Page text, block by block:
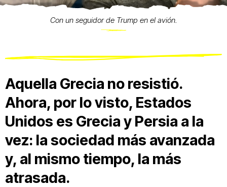
Con un seguidor de Trump en el avión.
Aquella Grecia no resistió.
Ahora, por lo visto, Estados
Unidos es Grecia y Persia a la
vez: la sociedad más avanzada
y, al mismo tiempo, la más
atrasada.